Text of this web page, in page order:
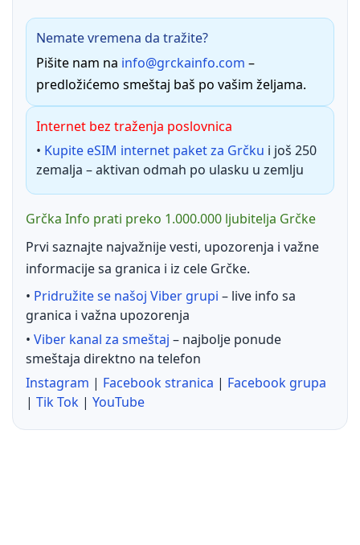
Nemate vremena da tražite?
Pišite nam na info@grckainfo.com –
predložićemo smeštaj baš po vašim željama.
Internet bez traženja poslovnica
• Kupite eSIM internet paket za Grčku i još 250
zemalja – aktivan odmah po ulasku u zemlju
Grčka Info prati preko 1.000.000 ljubitelja Grčke
Prvi saznajte najvažnije vesti, upozorenja i važne
informacije sa granica i iz cele Grčke.
• Pridružite se našoj Viber grupi – live info sa
granica i važna upozorenja
• Viber kanal za smeštaj – najbolje ponude
smeštaja direktno na telefon
Instagram | Facebook stranica | Facebook grupa
| Tik Tok | YouTube